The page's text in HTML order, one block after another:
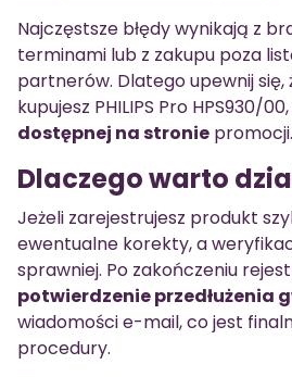
Najczęstsze błędy wynikają z
terminami lub z zakupu poza
partnerów. Dlatego upewnij
kupujesz PHILIPS Pro HPS930/
dostępnej na stronie promocji.
Dlaczego warto
Jeżeli zarejestrujesz produkt
ewentualne korekty, a
sprawniej. Po zakończeniu
potwierdzenie przedłużenia
wiadomości e-mail, co jest
procedury.